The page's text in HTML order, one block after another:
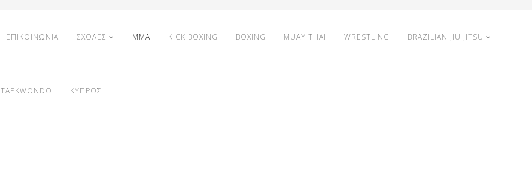
ΕΠΙΚΟΙΝΩΝΙΑ ΣΧΟΛΕΣ MMA KICK BOXING BOXING MUAY THAI WRESTLING BRAZILIAN JIU JITSU
TAEKWONDO ΚΥΠΡΟΣ